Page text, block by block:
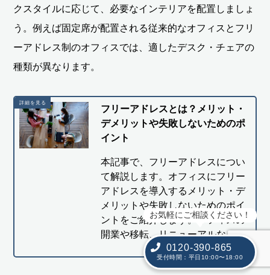
お気軽にご相談ください！
0120-390-865
受付時間：平日10:00〜18:00
クスタイルに応じて、必要なインテリアを配置しましょ
う。例えば固定席が配置される従来的なオフィスとフリ
ーアドレス制のオフィスでは、適したデスク・チェアの
種類が異なります。
フリーアドレスとは？メリット・
デメリットや失敗しないためのポ
イント
本記事で、フリーアドレスについ
て解説します。オフィスにフリー
アドレスを導入するメリット・デ
メリットや失敗しないためのポイ
ントをご紹介します。オフィスの
開業や移転、リニューアルな…